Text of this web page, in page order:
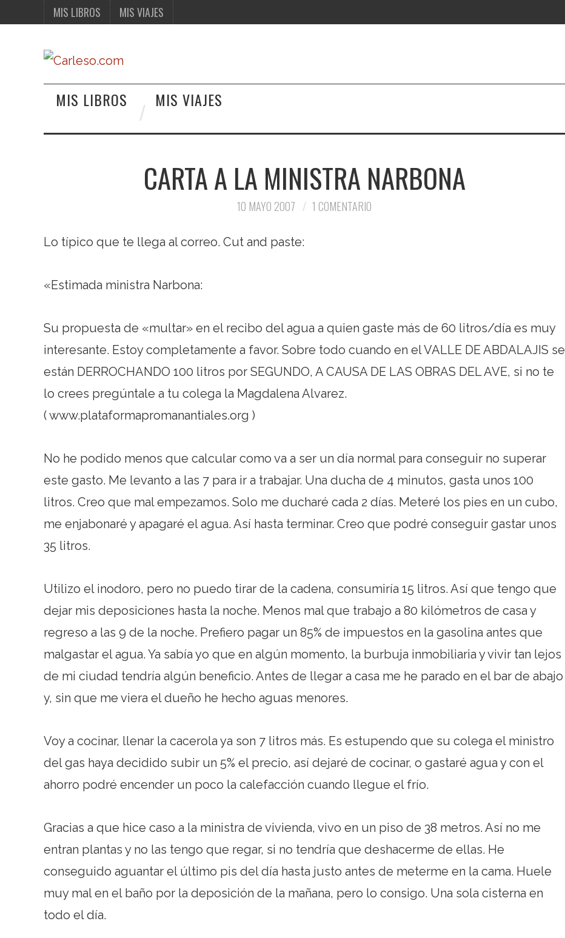
MIS LIBROS MIS VIAJES
MIS LIBROS MIS VIAJES
CARTA A LA MINISTRA NARBONA
10 MAYO 2007 1 COMENTARIO
Lo típico que te llega al correo. Cut and paste:
«Estimada ministra Narbona:
Su propuesta de «multar» en el recibo del agua a quien gaste más de 60 litros/día es muy
interesante. Estoy completamente a favor. Sobre todo cuando en el VALLE DE ABDALAJIS se
están DERROCHANDO 100 litros por SEGUNDO, A CAUSA DE LAS OBRAS DEL AVE, si no te
lo crees pregúntale a tu colega la Magdalena Alvarez.
( www.plataformapromanantiales.org )
No he podido menos que calcular como va a ser un día normal para conseguir no superar
este gasto. Me levanto a las 7 para ir a trabajar. Una ducha de 4 minutos, gasta unos 100
litros. Creo que mal empezamos. Solo me ducharé cada 2 días. Meteré los pies en un cubo,
me enjabonaré y apagaré el agua. Así hasta terminar. Creo que podré conseguir gastar unos
35 litros.
Utilizo el inodoro, pero no puedo tirar de la cadena, consumiría 15 litros. Así que tengo que
dejar mis deposiciones hasta la noche. Menos mal que trabajo a 80 kilómetros de casa y
regreso a las 9 de la noche. Prefiero pagar un 85% de impuestos en la gasolina antes que
malgastar el agua. Ya sabía yo que en algún momento, la burbuja inmobiliaria y vivir tan lejos
de mi ciudad tendría algún beneficio. Antes de llegar a casa me he parado en el bar de abajo
y, sin que me viera el dueño he hecho aguas menores.
Voy a cocinar, llenar la cacerola ya son 7 litros más. Es estupendo que su colega el ministro
del gas haya decidido subir un 5% el precio, así dejaré de cocinar, o gastaré agua y con el
ahorro podré encender un poco la calefacción cuando llegue el frío.
Gracias a que hice caso a la ministra de vivienda, vivo en un piso de 38 metros. Así no me
entran plantas y no las tengo que regar, si no tendría que deshacerme de ellas. He
conseguido aguantar el último pis del día hasta justo antes de meterme en la cama. Huele
muy mal en el baño por la deposición de la mañana, pero lo consigo. Una sola cisterna en
todo el día.